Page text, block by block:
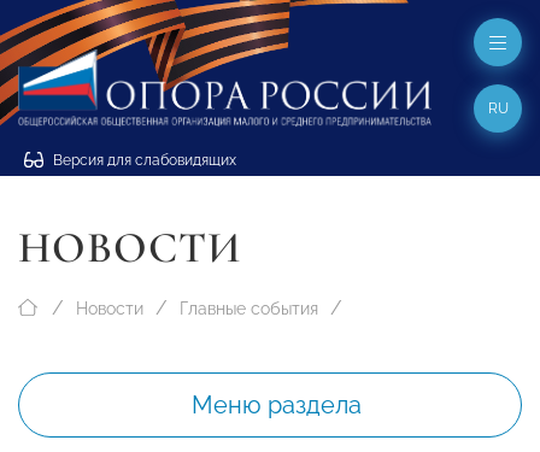
Версия для слабовидящих
RU
НОВОСТИ
Новости Главные события
Меню раздела